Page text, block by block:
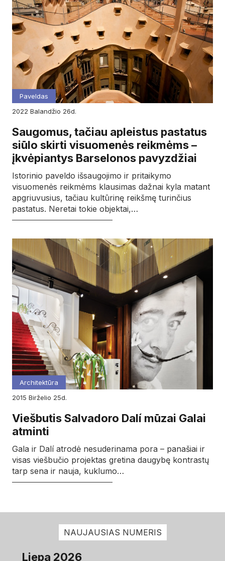
Paveldas
2022
balandžio 26d.
Saugomus, tačiau apleistus pastatus
siūlo skirti visuomenės reikmėms –
įkvėpiantys Barselonos pavyzdžiai
Istorinio paveldo išsaugojimo ir pritaikymo
visuomenės reikmėms klausimas dažnai kyla matant
apgriuvusius, tačiau kultūrinę reikšmę turinčius
pastatus. Neretai tokie objektai,…
Architektūra
2015
birželio 25d.
Viešbutis Salvadoro Dalí mūzai Galai
atminti
Gala ir Dalí atrodė nesuderinama pora – panašiai ir
visas viešbučio projektas gretina daugybę kontrastų
tarp sena ir nauja, kuklumo…
NAUJAUSIAS NUMERIS
Liepa 2026